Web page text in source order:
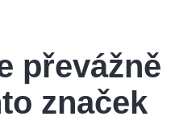
převážně
značek